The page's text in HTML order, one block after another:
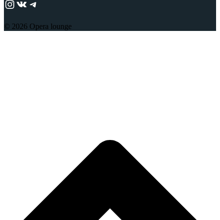
https://www.instagram.com/adjika_perm/
ВКонтакте
Telegram
© 2026 Opera lounge